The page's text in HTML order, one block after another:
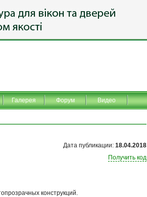
Галерея Форум Видео
Дата публикации: 18.04.2018
Получить код
конструкций.